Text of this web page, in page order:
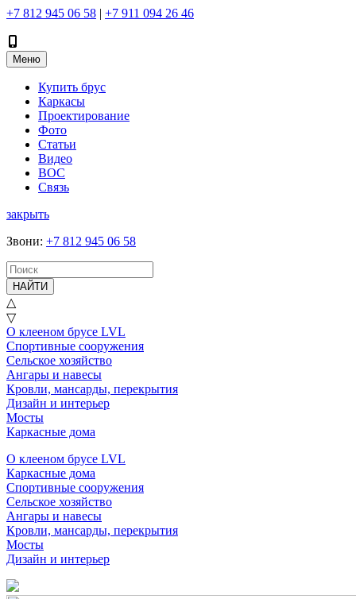
+7 812 945 06 58 | +7 911 094 26 46
Меню
Купить брус
Каркасы
Проектирование
Фото
Статьи
Видео
ВОС
Связь
закрыть
Звони: +7 812 945 06 58
НАЙТИ
△
▽
О клееном брусе LVL
Спортивные сооружения
Сельское хозяйство
Ангары и навесы
Кровли, мансарды, перекрытия
Дизайн и интерьер
Мосты
Каркасные дома
О клееном брусе LVL
Каркасные дома
Спортивные сооружения
Сельское хозяйство
Ангары и навесы
Кровли, мансарды, перекрытия
Мосты
Дизайн и интерьер